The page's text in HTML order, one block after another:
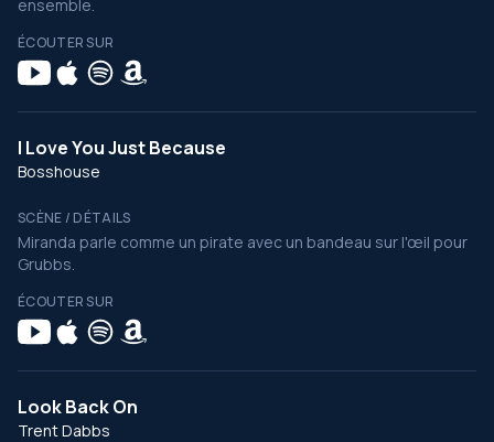
ensemble.
ÉCOUTER SUR
I Love You Just Because
Bosshouse
SCÈNE / DÉTAILS
Miranda parle comme un pirate avec un bandeau sur l'œil pour
Grubbs.
ÉCOUTER SUR
Look Back On
Trent Dabbs